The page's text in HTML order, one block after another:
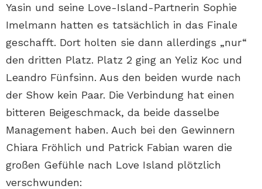
Yasin und seine Love-Island-Partnerin Sophie
Imelmann hatten es tatsächlich in das Finale
geschafft. Dort holten sie dann allerdings „nur“
den dritten Platz. Platz 2 ging an Yeliz Koc und
Leandro Fünfsinn. Aus den beiden wurde nach
der Show kein Paar. Die Verbindung hat einen
bitteren Beigeschmack, da beide dasselbe
Management haben. Auch bei den Gewinnern
Chiara Fröhlich und Patrick Fabian waren die
großen Gefühle nach Love Island plötzlich
verschwunden: